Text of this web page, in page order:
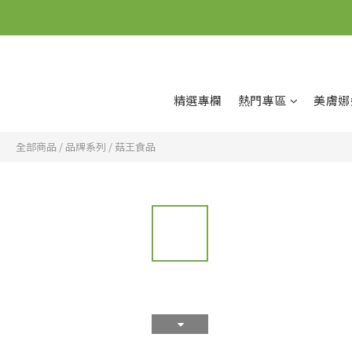
精選專欄 熱門專區 美膚
全部商品 / 品牌系列 / 菇王食品